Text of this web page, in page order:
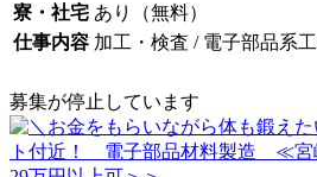
寮・社宅 あり（無料）
仕事内容 加工・検査 / 電子部品系
募集が停止しています